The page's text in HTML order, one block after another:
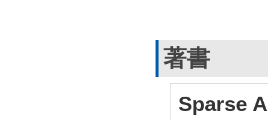
著書
Sparse